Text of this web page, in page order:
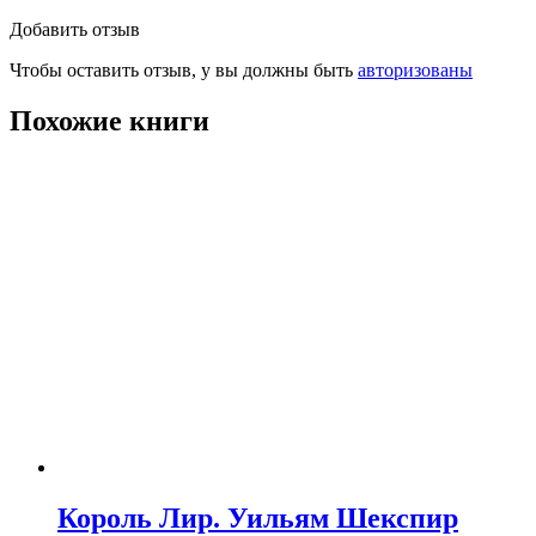
Добавить отзыв
Чтобы оставить отзыв, у вы должны быть авторизованы
Похожие книги
Король Лир. Уильям Шекспир